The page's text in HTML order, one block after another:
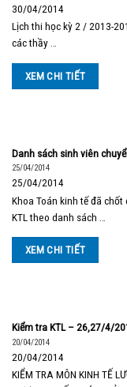
30/04/2014
Lịch thi học kỳ 2 / 2013-
các thầy …
XEM CHI TIẾT
Danh sách sinh viên
25/04/2014
25/04/2014
Khoa Toán kinh tế đã
KTL theo danh sách …
XEM CHI TIẾT
Kiểm tra KTL – 26,27/4/
20/04/2014
20/04/2014
KIỂM TRA MÔN KINH TẾ